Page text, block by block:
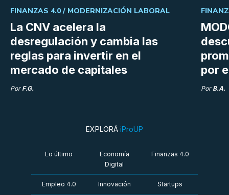
La CNV acelera la
desregulación y cambia las
reglas para invertir en el
mercado de capitales
FINANZAS 4.0 / MODERNIZACIÓN LABORAL
Por F.G.
por
Por B.A.
EXPLORÁ iProUP
Lo último
Economía
Digital
Finanzas 4.0
Empleo 4.0 Innovación Startups